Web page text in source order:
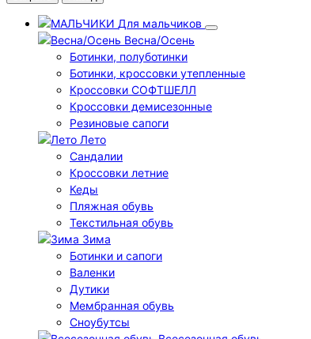
Для мальчиков
Весна/Осень
Ботинки, полуботинки
Ботинки, кроссовки утепленные
Кроссовки СОФТШЕЛЛ
Кроссовки демисезонные
Резиновые сапоги
Лето
Cандалии
Кроссовки летние
Кеды
Пляжная обувь
Текстильная обувь
Зима
Ботинки и сапоги
Валенки
Дутики
Мембранная обувь
Сноубутсы